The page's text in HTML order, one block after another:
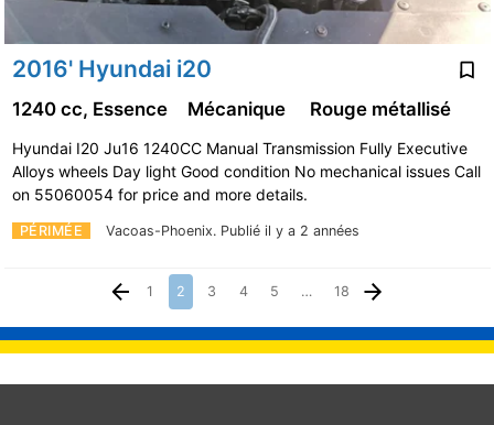
2016' Hyundai i20
PÉRIMÉE Vacoas-Phoenix. Publié il y a 2 années
1240 cc, Essence Mécanique Rouge métallisé
Hyundai I20 Ju16 1240CC Manual Transmission Fully Executive
Alloys wheels Day light Good condition No mechanical issues Call
on 55060054 for price and more details.
1 2 3 4 5 … 18